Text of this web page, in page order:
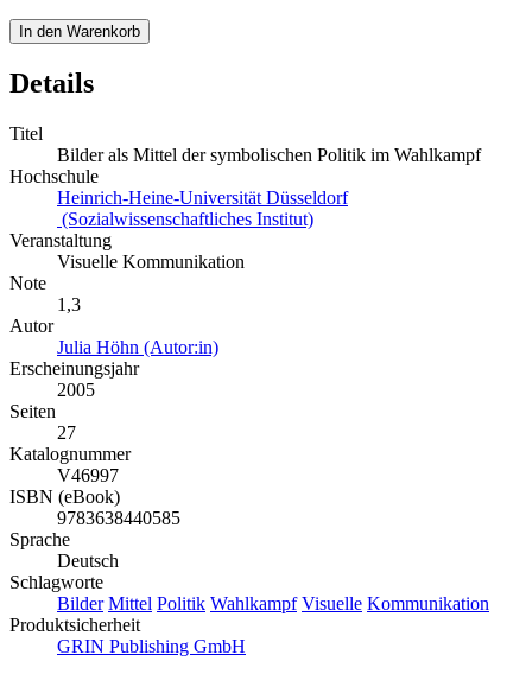
In den Warenkorb
Details
Titel
Bilder als Mittel der symbolischen Politik im Wahlkampf
Hochschule
Heinrich-Heine-Universität Düsseldorf
(Sozialwissenschaftliches Institut)
Veranstaltung
Visuelle Kommunikation
Note
1,3
Autor
Julia Höhn (Autor:in)
Erscheinungsjahr
2005
Seiten
27
Katalognummer
V46997
ISBN (eBook)
9783638440585
Sprache
Deutsch
Schlagworte
Bilder Mittel Politik Wahlkampf Visuelle Kommunikation
Produktsicherheit
GRIN Publishing GmbH